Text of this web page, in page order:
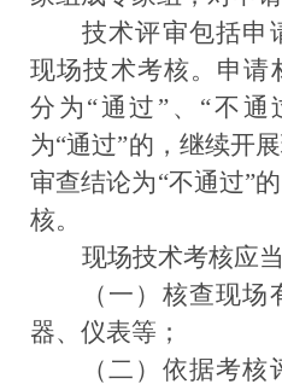
技术评审包括申
现场技术考核。申请
分为 “通过 ” 、 “不通
为“通过”的，继续开
审查结论为“不通过”
核。
现场技术考核应
（一）核查现
器、仪表等；
（二）依据考